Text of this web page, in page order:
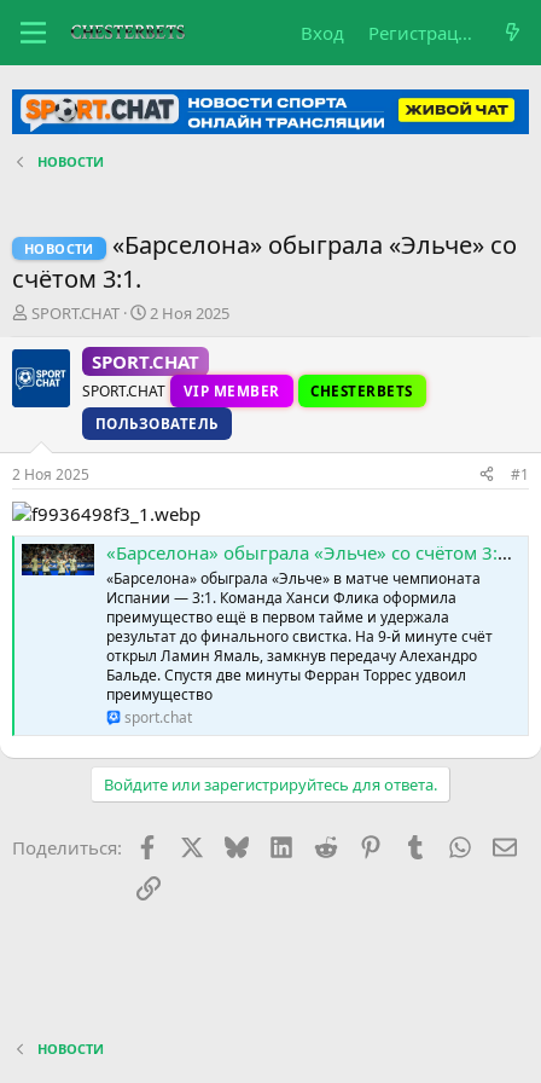
Вход Регистрация
НОВОСТИ
НОВОСТИ
«Барселона» обыграла «Эльче» со
счётом 3:1.
А
т
о
е
м
ы
SPORT.CHAT
Д
т
а
н
а
ч
л
а
2 Ноя 2025
SPORT.CHAT
SPORT.CHAT VIP MEMBER
CHESTERBETS
ПОЛЬЗОВАТЕЛЬ
2 Ноя 2025 #1
«Барселона» обыграла «Эльче» со счётом 3:1. » SPORTCHAT - Новости спорта | Футбол | Онлайн трансляции | Чат | Результаты матчей | Спорт | Прогнозы на спорт
«Барселона» обыграла «Эльче» в матче чемпионата
Испании — 3:1. Команда Ханси Флика оформила
преимущество ещё в первом тайме и удержала
результат до финального свистка. На 9-й минуте счёт
открыл Ламин Ямаль, замкнув передачу Алехандро
Бальде. Спустя две минуты Ферран Торрес удвоил
преимущество
sport.chat
Войдите или зарегистрируйтесь для ответа.
Поделиться: FacebookX (Twitter)
BlueskyLinkedIn
Reddit PinterestTumblr
Ссылка
НОВОСТИ